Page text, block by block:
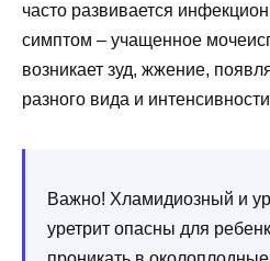
часто развивается
симптом – учащенное
возникает зуд, жжение,
разного вида и
Важно! Хламидиозный и
уретрит опасны для